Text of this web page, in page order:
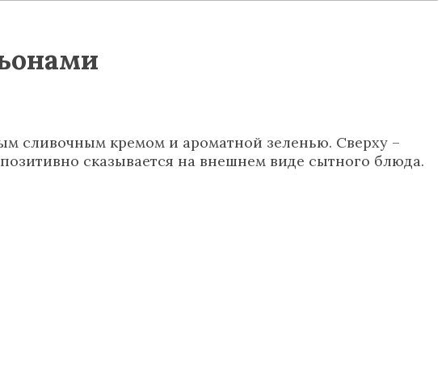
сливочным кремом и ароматной зеленью. Сверху –
сказывается на внешнем виде сытного блюда.